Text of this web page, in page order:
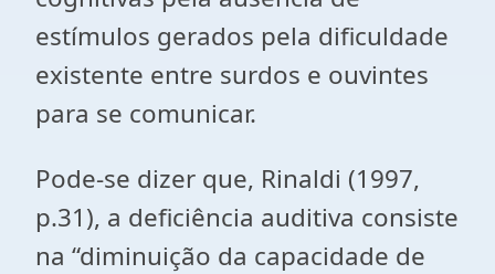
estímulos gerados pela dificuldade
existente entre surdos e ouvintes
para se comunicar.
Pode-se dizer que, Rinaldi (1997,
p.31), a deficiência auditiva consiste
na “diminuição da capacidade de